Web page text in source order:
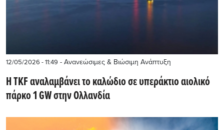
12/05/2026 - 11:49 - Ανανεώσιμες & Βιώσιμη Ανάπτυξη
Η TKF αναλαμβάνει το καλώδιο σε υπεράκτιο αιολικό
πάρκο 1 GW στην Ολλανδία